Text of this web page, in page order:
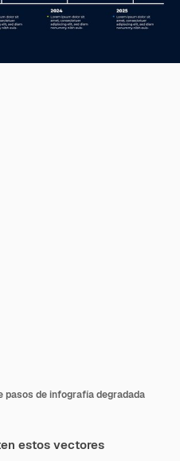
pasos de infografía degradada
estos vectores